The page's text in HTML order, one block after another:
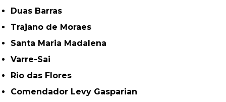
Duas Barras
Trajano de Moraes
Santa Maria Madalena
Varre-Sai
Rio das Flores
Comendador Levy Gasparian